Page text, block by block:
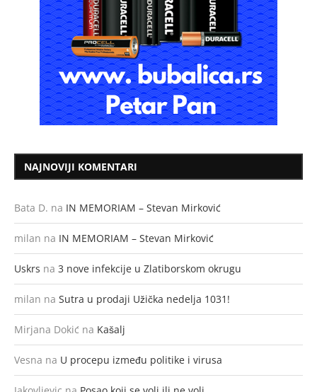
NAJNOVIJI KOMENTARI
Bata D. na IN MEMORIAM – Stevan Mirković
milan na IN MEMORIAM – Stevan Mirković
Uskrs na 3 nove infekcije u Zlatiborskom okrugu
milan na Sutra u prodaji Užička nedelja 1031!
Mirjana Dokić na Kašalj
Vesna na U procepu između politike i virusa